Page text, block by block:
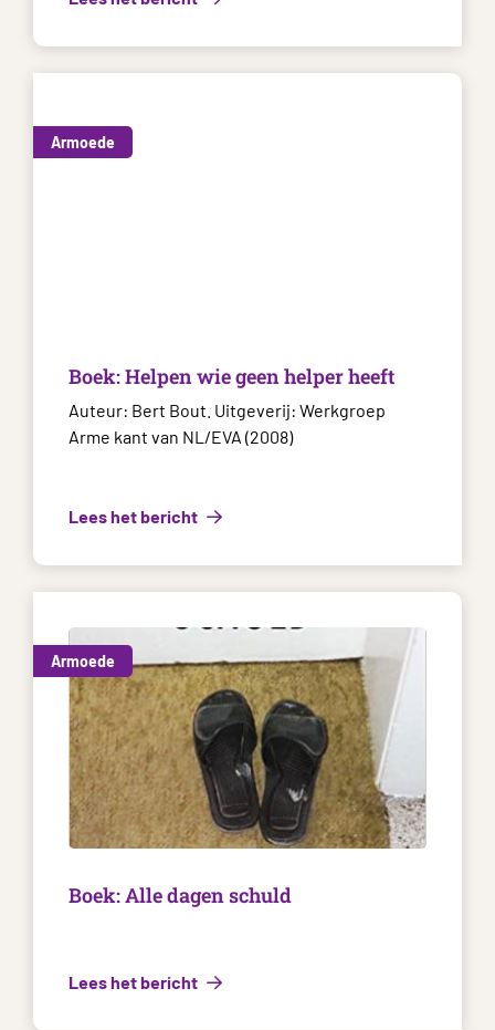
Armoede
Boek: Helpen wie geen helper heeft
Auteur: Bert Bout. Uitgeverij: Werkgroep
Arme kant van NL/EVA (2008)
Lees het bericht
Armoede
Boek: Alle dagen schuld
Lees het bericht